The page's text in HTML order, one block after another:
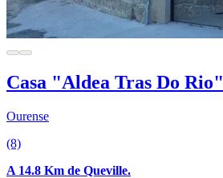
Casa "Aldea Tras Do Rio"
Ourense
(8)
A 14.8 Km de Queville.